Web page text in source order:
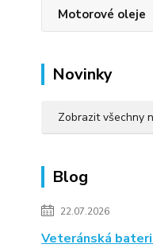
Motorové oleje
Novinky
Zobrazit všechny
Blog
22.07.2026
Veteránská